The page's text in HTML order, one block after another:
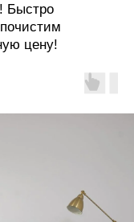
Быстро
цену!